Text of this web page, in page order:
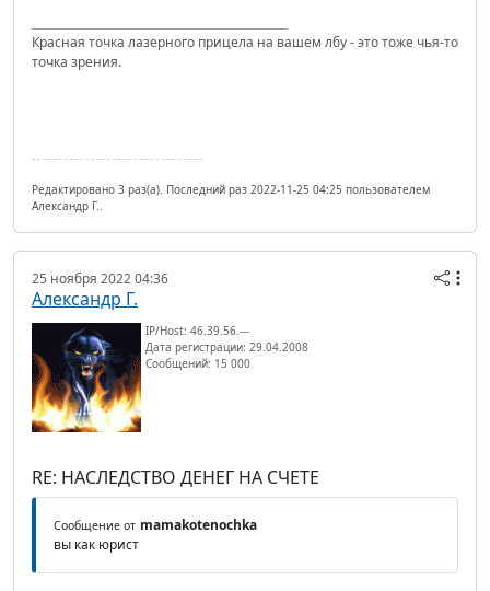
Красная точка лазерного прицела на вашем лбу - это тоже чья-то
точка зрения.
Редактировано 3 раз(а). Последний раз 2022-11-25 04:25 пользователем
Александр Г..
25 ноября 2022 04:36
Александр Г.
IP/Host: 46.39.56.---
Дата регистрации: 29.04.2008
Сообщений: 15 000
RE: НАСЛЕДСТВО ДЕНЕГ НА СЧЕТЕ
Сообщение от mamakotenochka
вы как юрист